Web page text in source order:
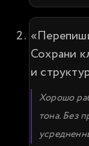
Сохрани
и
Хорошо
тона. Без